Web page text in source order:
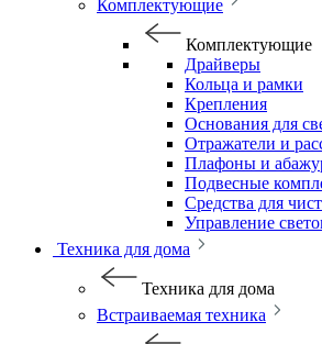
Комплектующие
Комплектующие
Драйверы
Кольца и рамки
Крепления
Основания для
Отражатели и
Плафоны и
Подвесные
Средства для
Управление
Техника для дома
Техника для дома
Встраиваемая техника